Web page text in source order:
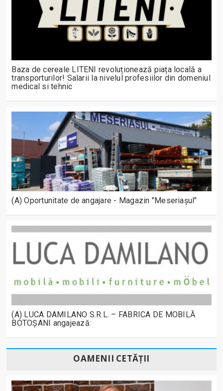
Baza de cereale LITENI revoluționează piața locală a
transporturilor! Salarii la nivelul profesiilor din domeniul
medical si tehnic
(A) Oportunitate de angajare - Magazin "Meseriașul"
(A) LUCA DAMILANO S.R.L. – FABRICA DE MOBILĂ
BOTOȘANI angajează:
OAMENII CETĂȚII